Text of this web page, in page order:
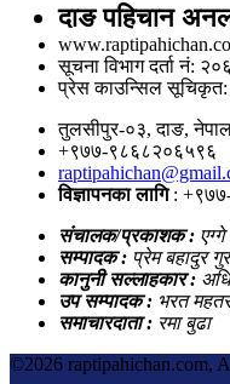
दाङ पहिचान
सूचना विभाग दर्ता नं:
प्रेस काउन्सिल
तुलसीपुर-०३, दाङ,
+९७७-९८६८२०६५९६
विज्ञापनका लागि:
संचालक/प्रकाशक :
सम्पादक : प्रेम बहादुर
कानुनी सल्लाहकार :
उप सम्पादक : भरत
समाचारदाता : रमा बुढा
©2026 raptipahichan.com,